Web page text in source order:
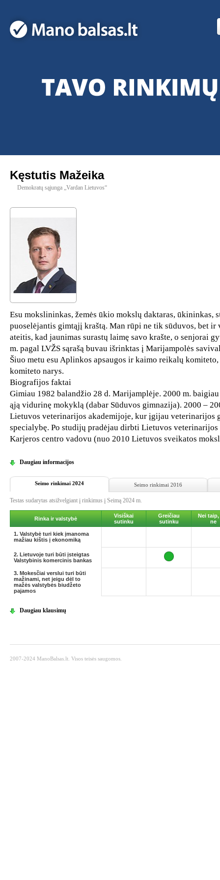
Kęstutis Mažeika
Demokratų sąjunga „Vardan Lietuvos“
Esu mokslininkas, žemės ūkio mokslų daktaras, ūkininkas,
puoselėjantis gimtąjį kraštą. Man rūpi ne tik sūduvos, bet ir
ateitis, kad jaunimas surastų laimę savo krašte, o senjorai
m. pagal LVŽS sąrašą buvau išrinktas į Marijampolės
Šiuo metu esu Aplinkos apsaugos ir kaimo reikalų
komiteto narys.
Biografijos faktai
Gimiau 1982 balandžio 28 d. Marijamplėje. 2000 m.
ąją vidurinę mokyklą (dabar Sūduvos gimnazija). 2000 –
Lietuvos veterinarijos akademijoje, kur įgijau veterinarijos
specialybę. Po studijų pradėjau dirbti Lietuvos
Karjeros centro vadovu (nuo 2010 Lietuvos sveikatos
Daugiau informacijos
Seimo rinkimai 2024 Seimo rinkimai 2016
Testas sudarytas atsižvelgiant į rinkimus į Seimą 2024 m.
Rinka ir valstybė
Visiškai
sutinku
Greičiau
sutinku
Nei taip,
ne
1. Valstybė turi kiek įmanoma
mažiau kištis į ekonomiką
2. Lietuvoje turi būti įsteigtas
Valstybinis komercinis bankas
3. Mokesčiai verslui turi būti
mažinami, net jeigu dėl to
mažės valstybės biudžeto
pajamos
Daugiau klausimų
2007-2024 ManoBalsas.lt. Visos teisės saugomos.